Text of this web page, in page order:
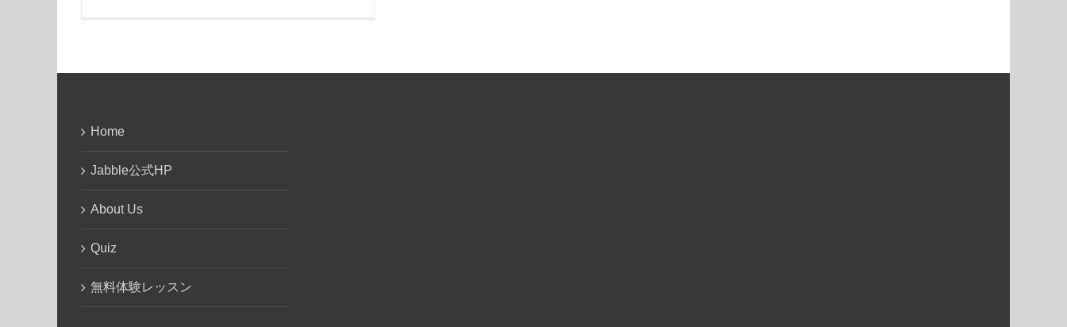
Home
Jabble公式HP
About Us
Quiz
無料体験レッスン